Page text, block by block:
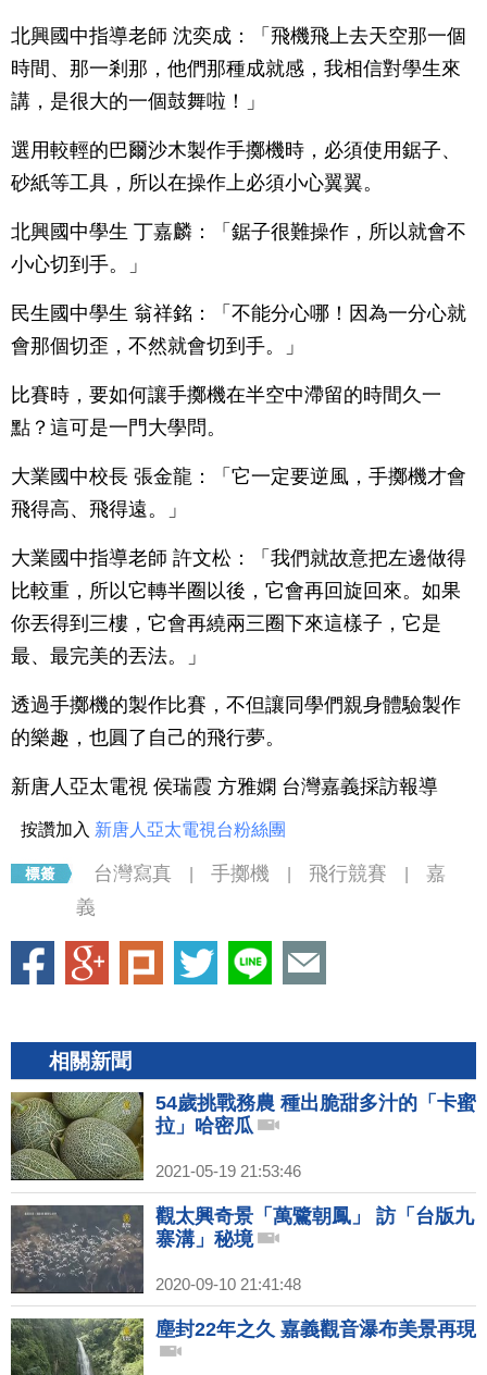
北興國中指導老師 沈奕成：「飛機飛上去天空那一個
時間、那一剎那，他們那種成就感，我相信對學生來
講，是很大的一個鼓舞啦！」
選用較輕的巴爾沙木製作手擲機時，必須使用鋸子、
砂紙等工具，所以在操作上必須小心翼翼。
北興國中學生 丁嘉麟：「鋸子很難操作，所以就會不
小心切到手。」
民生國中學生 翁祥銘：「不能分心哪！因為一分心就
會那個切歪，不然就會切到手。」
比賽時，要如何讓手擲機在半空中滯留的時間久一
點？這可是一門大學問。
大業國中校長 張金龍：「它一定要逆風，手擲機才會
飛得高、飛得遠。」
大業國中指導老師 許文松：「我們就故意把左邊做得
比較重，所以它轉半圈以後，它會再回旋回來。如果
你丟得到三樓，它會再繞兩三圈下來這樣子，它是
最、最完美的丟法。」
透過手擲機的製作比賽，不但讓同學們親身體驗製作
的樂趣，也圓了自己的飛行夢。
新唐人亞太電視 侯瑞霞 方雅嫻 台灣嘉義採訪報導
按讚加入 新唐人亞太電視台粉絲團
台灣寫真 手擲機 飛行競賽
嘉
義
相關新聞
54歲挑戰務農 種出脆甜多汁的「卡蜜
拉」哈密瓜
2021-05-19 21:53:46
觀太興奇景「萬鷺朝鳳」 訪「台版九
寨溝」秘境
2020-09-10 21:41:48
塵封22年之久 嘉義觀音瀑布美景再現